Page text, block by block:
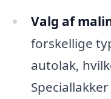
Valg af
forskellige
autolak,